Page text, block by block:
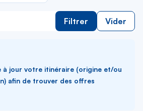
Filtrer Vider
à jour votre itinéraire (origine et/ou
afin de trouver des offres